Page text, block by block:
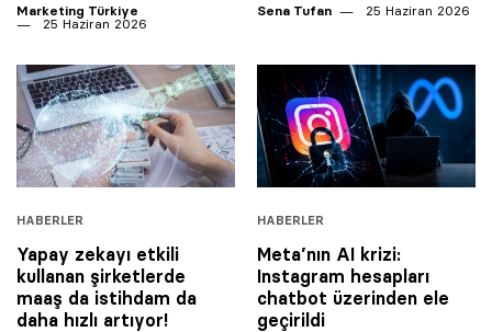
Marketing Türkiye
25 Haziran 2026
Sena Tufan 25 Haziran 2026
HABERLER
Yapay zekayı etkili
kullanan şirketlerde
maaş da istihdam da
daha hızlı artıyor!
HABERLER
Meta’nın AI krizi:
Instagram hesapları
chatbot üzerinden ele
geçirildi